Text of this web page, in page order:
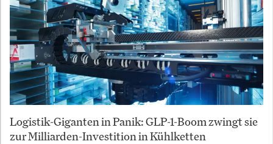
Logistik-Giganten in Panik: GLP-1-Boom zwingt sie
zur Milliarden-Investition in Kühlketten